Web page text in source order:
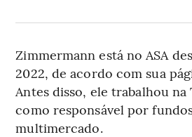
Zimmermann está no ASA
2022, de acordo com sua
Antes disso, ele trabalhou
como responsável por
multimercado.